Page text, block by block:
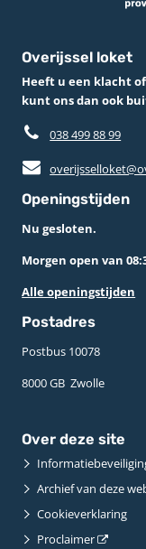
Overijssel loket
Heeft u een klacht
kunt ons dan ook
038 499 88 99
Openingstijden
Nu gesloten.
Morgen open van
Alle openingstijden
Postadres
Postbus 10078 ­
8000 GB ­ Zwolle
Over deze site
Archief van deze
Cookieverklaring
Proclaimer